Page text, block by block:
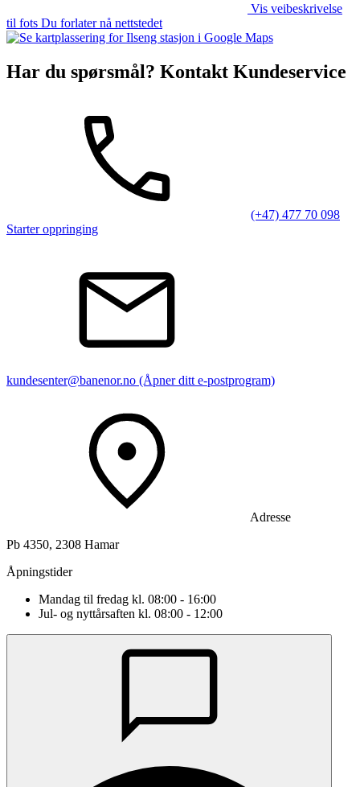
Vis veibeskrivelse
til fots Du forlater nå nettstedet
Har du spørsmål? Kontakt Kundeservice
(+47) 477 70 098
Starter oppringing
kundesenter@banenor.no (Åpner ditt e-postprogram)
Adresse
Pb 4350, 2308 Hamar
Åpningstider
Mandag til fredag kl. 08:00 - 16:00
Jul- og nyttårsaften kl. 08:00 - 12:00